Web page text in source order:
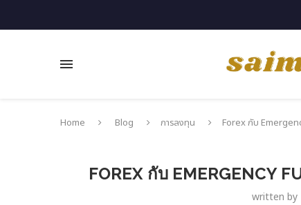
Home Blog การลงทุน
Forex กับ
FOREX กับ EMERGENCY
written by